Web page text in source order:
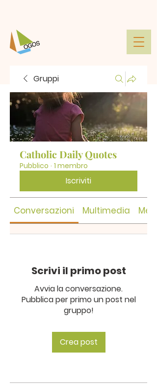
Gruppi
Catholic Daily Quotes
Pubblico · 1 membro
Iscriviti
Conversazioni Multimedia
Scrivi il primo post
Avvia la conversazione.
Pubblica per primo un post nel
gruppo!
Crea post